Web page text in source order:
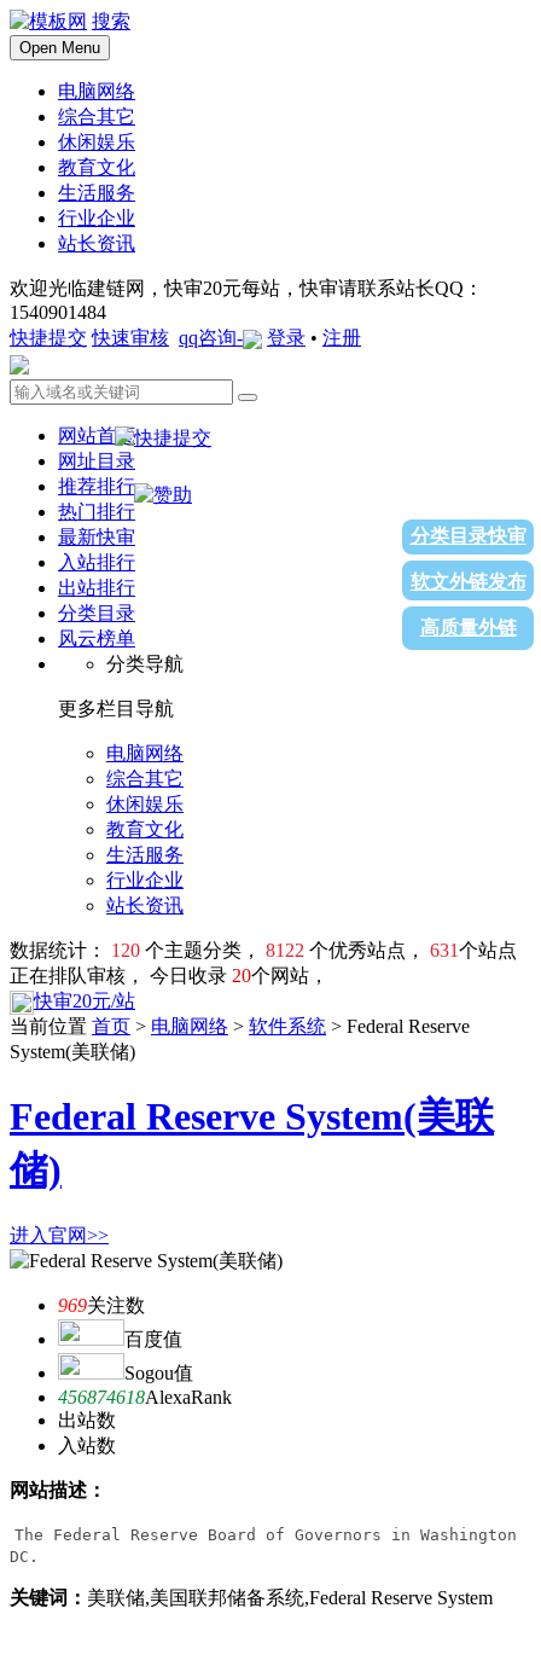
搜索
Open Menu
电脑网络
综合其它
休闲娱乐
教育文化
生活服务
行业企业
站长资讯
欢迎光临建链网，快审20元每站，快审请联系站长QQ：
1540901484
快捷提交 快速审核 qq咨询- 登录 • 注册
网站首页
网址目录
推荐排行
热门排行
最新快审
入站排行
出站排行
分类目录
风云榜单
分类导航
更多栏目导航
电脑网络
综合其它
休闲娱乐
教育文化
生活服务
行业企业
站长资讯
数据统计： 120 个主题分类， 8122 个优秀站点， 631个站点
正在排队审核， 今日收录 20个网站，
快审20元/站
分类目录快审
软文外链发布
高质量外链
当前位置 首页 > 电脑网络 > 软件系统 > Federal Reserve
System(美联储)
Federal Reserve System(美联
储)
进入官网>>
969关注数
百度值
Sogou值
456874618AlexaRank
出站数
入站数
网站描述：
The Federal Reserve Board of Governors in Washington
DC.
关键词： 美联储,美国联邦储备系统,Federal Reserve System